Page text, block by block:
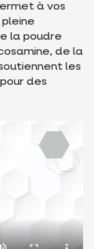
à vos
la poudre
de la
les
des